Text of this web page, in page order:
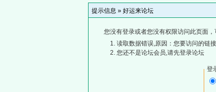
提示信息 » 好运来论坛
您没有登录或者您没有权限访问此页面
读取数据错误,原因：您要访问的链
您还不是论坛会员,请先登录论坛
登